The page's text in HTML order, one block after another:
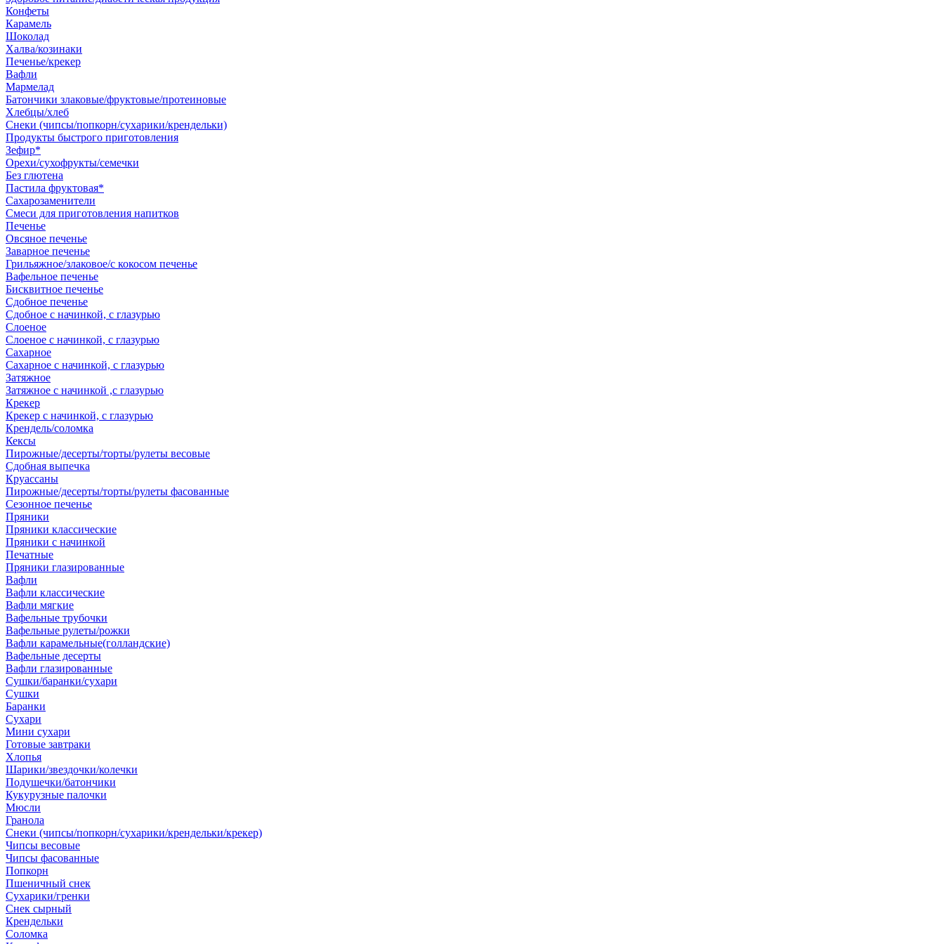
Конфеты
Карамель
Шоколад
Халва/козинаки
Печенье/крекер
Вафли
Мармелад
Батончики злаковые/фруктовые/протеиновые
Хлебцы/хлеб
Снеки (чипсы/попкорн/сухарики/крендельки)
Продукты быстрого приготовления
Зефир*
Орехи/сухофрукты/семечки
Без глютена
Пастила фруктовая*
Сахарозаменители
Смеси для приготовления напитков
Печенье
Овсяное печенье
Заварное печенье
Грильяжное/злаковое/с кокосом печенье
Вафельное печенье
Бисквитное печенье
Сдобное печенье
Сдобное с начинкой, с глазурью
Слоеное
Слоеное с начинкой, с глазурью
Сахарное
Сахарное с начинкой, с глазурью
Затяжное
Затяжное с начинкой ,с глазурью
Крекер
Крекер с начинкой, с глазурью
Крендель/соломка
Кексы
Пирожные/десерты/торты/рулеты весовые
Сдобная выпечка
Круассаны
Пирожные/десерты/торты/рулеты фасованные
Сезонное печенье
Пряники
Пряники классические
Пряники с начинкой
Печатные
Пряники глазированные
Вафли
Вафли классические
Вафли мягкие
Вафельные трубочки
Вафельные рулеты/рожки
Вафли карамельные(голландские)
Вафельные десерты
Вафли глазированные
Сушки/баранки/сухари
Сушки
Баранки
Сухари
Мини сухари
Готовые завтраки
Хлопья
Шарики/звездочки/колечки
Подушечки/батончики
Кукурузные палочки
Мюсли
Гранола
Снеки (чипсы/попкорн/сухарики/крендельки/крекер)
Чипсы весовые
Чипсы фасованные
Попкорн
Пшеничный снек
Сухарики/гренки
Снек сырный
Крендельки
Соломка